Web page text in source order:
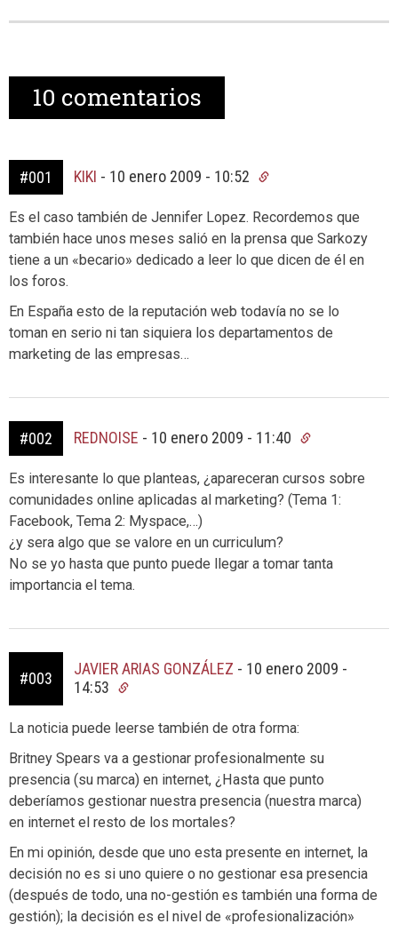
10 comentarios
#001 KIKI - 10 enero 2009 - 10:52
Es el caso también de Jennifer Lopez. Recordemos que
también hace unos meses salió en la prensa que Sarkozy
tiene a un «becario» dedicado a leer lo que dicen de él en
los foros.
En España esto de la reputación web todavía no se lo
toman en serio ni tan siquiera los departamentos de
marketing de las empresas…
#002 REDNOISE - 10 enero 2009 - 11:40
Es interesante lo que planteas, ¿apareceran cursos sobre
comunidades online aplicadas al marketing? (Tema 1:
Facebook, Tema 2: Myspace,…)
¿y sera algo que se valore en un curriculum?
No se yo hasta que punto puede llegar a tomar tanta
importancia el tema.
#003
JAVIER ARIAS GONZÁLEZ - 10 enero 2009 -
14:53
La noticia puede leerse también de otra forma:
Britney Spears va a gestionar profesionalmente su
presencia (su marca) en internet, ¿Hasta que punto
deberíamos gestionar nuestra presencia (nuestra marca)
en internet el resto de los mortales?
En mi opinión, desde que uno esta presente en internet, la
decisión no es si uno quiere o no gestionar esa presencia
(después de todo, una no-gestión es también una forma de
gestión); la decisión es el nivel de «profesionalización»